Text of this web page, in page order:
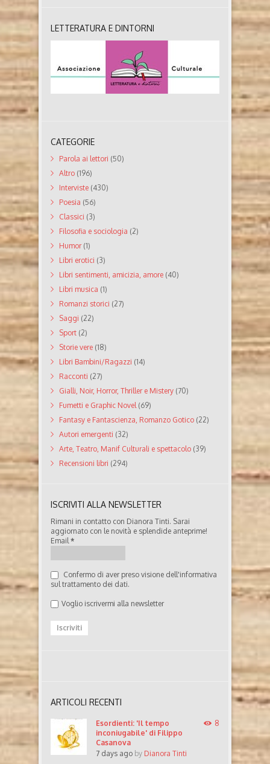
LETTERATURA E DINTORNI
CATEGORIE
Parola ai lettori (50)
Altro (196)
Interviste (430)
Poesia (56)
Classici (3)
Filosofia e sociologia (2)
Humor(1)
Libri erotici (3)
Libri sentimenti, amicizia, amore (40)
Libri musica (1)
Romanzi storici (27)
Saggi (22)
Sport (2)
Storie vere (18)
Libri Bambini/Ragazzi (14)
Racconti (27)
Gialli, Noir, Horror, Thriller e Mistery (70)
Fumetti e Graphic Novel(69)
Fantasy e Fantascienza, Romanzo Gotico (22)
Autori emergenti (32)
Arte, Teatro, Manif Culturali e spettacolo (39)
Recensioni libri (294)
ISCRIVITI ALLA NEWSLETTER
Rimani in contatto con Dianora Tinti. Sarai
aggiornato con le novità e splendide anteprime!
Email*
Confermo di aver preso visione dell'informativa
sul trattamento dei dati.
Voglio iscrivermi alla newsletter
ARTICOLI RECENTI
Esordienti: 'Il tempo
inconiugabile' di Filippo
Casanova
7 days ago by Dianora Tinti
8